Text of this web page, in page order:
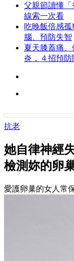
父親節讀懂
線索一次看
吃晚飯倍感
腦、預防失智
夏天膝蓋痛
炎，４招預防
抗老
她自律神經
檢測妳的卵
愛護卵巢的女人常